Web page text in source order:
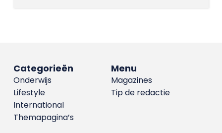
Menu
Magazines
Tip de redactie
Categorieën
Onderwijs
Lifestyle
International
Themapagina’s